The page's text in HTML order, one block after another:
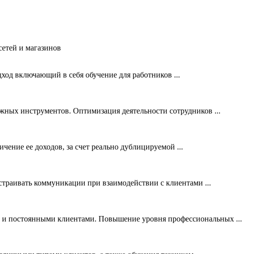
и магазинов
включающий в себя обучение для работников ...
инструментов. Оптимизация деятельности сотрудников ...
ее доходов, за счет реально дублицируемой ...
коммуникации при взаимодействии с клиентами ...
постоянными клиентами. Повышение уровня профессиональных ...